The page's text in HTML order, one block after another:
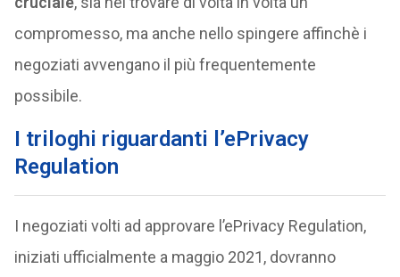
compromesso, ma anche nello spingere affinchè i
negoziati avvengano il più frequentemente
possibile.
I triloghi riguardanti l’ePrivacy
Regulation
I negoziati volti ad approvare l’ePrivacy Regulation,
iniziati ufficialmente a maggio 2021, dovranno